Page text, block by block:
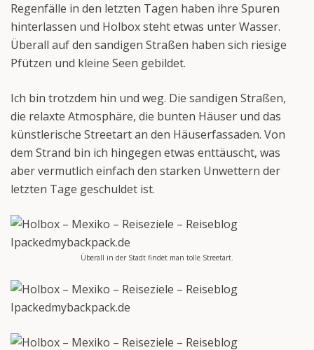
Regenfälle in den letzten Tagen haben ihre Spuren
hinterlassen und Holbox steht etwas unter Wasser.
Überall auf den sandigen Straßen haben sich riesige
Pfützen und kleine Seen gebildet.
Ich bin trotzdem hin und weg. Die sandigen Straßen,
die relaxte Atmosphäre, die bunten Häuser und das
künstlerische Streetart an den Häuserfassaden. Von
dem Strand bin ich hingegen etwas enttäuscht, was
aber vermutlich einfach den starken Unwettern der
letzten Tage geschuldet ist.
Überall in der Stadt findet man tolle Streetart.